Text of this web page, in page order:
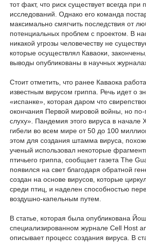
тот факт, что риск существует всегда
исследований. Однако его команда
максимально смягчить последствия от
потенциальных проблем с проектом. В
никакой угрозы человечеству не
которые осуществлял Каваоки,
выводы опубликованы в научных
Стоит отметить, что ранее Каваока
известным вирусом гриппа. Речь идет о
«испанке», которая даром что
окончания Первой мировой войны, но
слуху». Пандемия этого вируса в начале
гибели во всем мире от 50 до 100
этом для создания штамма вируса,
ученый использовал некоторые
птичьего гриппа, сообщает газета The
появился на свет благодаря обратной
создан на основе вирусов, которые
среди птиц, и наделен способностью
воздушно-капельным путем.
В статье, которая была опубликована
специализированном журнале Cell Host
описывает процесс создания вируса. В